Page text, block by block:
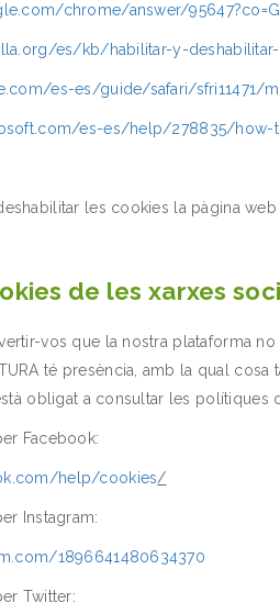
chrome/answer/
es/kb/habilitar-y-
es-es/guide/safari/sfri11471/
es-es/help/278835/
les cookies la pàgina
de les xarxes
vos que la nostra plataforma
té presència, amb la qual
obligat a consultar les polítiques
Facebook:
help/cookies/
Instagram:
1896641480634370
Twitter: